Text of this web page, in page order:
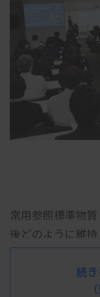
常用参照標準物
後どのように維
た日本臨床化学
標準化の要とな
続